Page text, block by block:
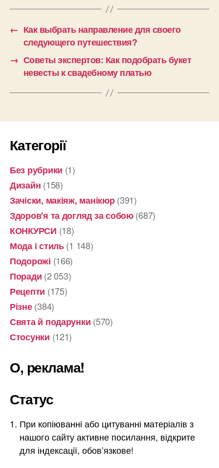
← Как выбрать направление для своего
следующего путешествия?
→ Советы экспертов: Как подобрать букет
невесты к свадебному платью
Категорії
Без рубрики (1)
Дизайн (158)
Зачіски, макіяж, манікюр(391)
Здоров'я та догляд за собою(687)
КОНКУРСИ (18)
Мода і стиль(1 148)
Подорожі (166)
Поради (2 053)
Рецепти (175)
Різне(384)
Свята й подарунки (570)
Стосунки (121)
О, реклама!
Статус
При копіюванні або цитуванні матеріалів з
нашого сайту активне посилання, відкрите
для індексації, обов’язкове!